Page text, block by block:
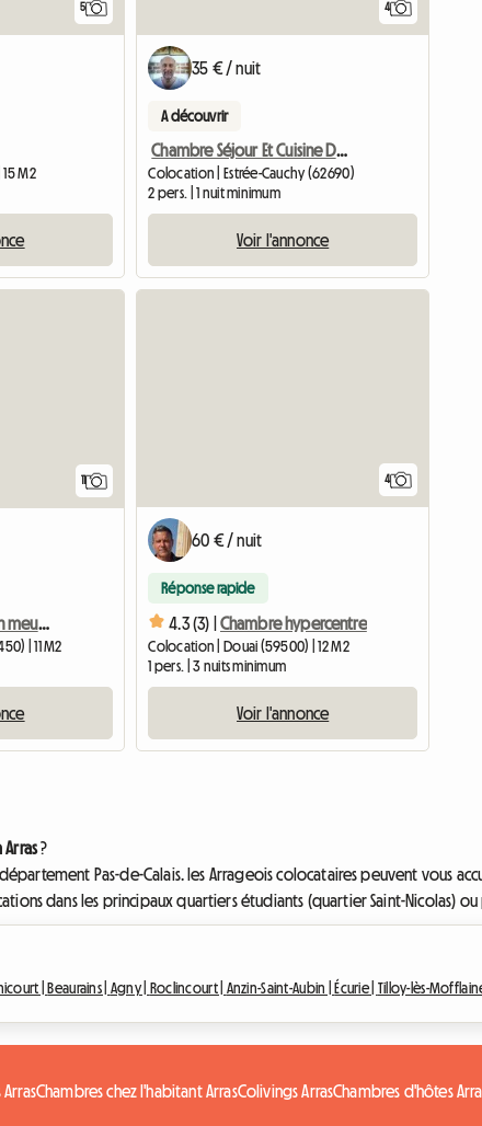
5
M2
4
35 € / nuit
A découvrir
Chambre Séjour Et Cuisine Dans Un Gîte Rural. Chauffage E
Colocation | Estrée-Cauchy (62690)
2 pers. | 1 nuit minimum
Voir l'annonce
Chambre en colocation meublée maison individuelle parking
| 11 M2
4
60 € / nuit
Réponse rapide
4.3 (3) | Chambre hypercentre
Colocation | Douai (59500) | 12 M2
1 pers. | 3 nuits minimum
Voir l'annonce
?
Pas-de-Calais. les Arrageois colocataires peuvent vous
dans les principaux quartiers étudiants (quartier Saint-Nicolas) ou
| Beaurains | Agny | Roclincourt | Anzin-Saint-Aubin | Écurie | Tilloy-lès-
Chambres chez l'habitant ArrasColivings ArrasChambres d'hôtes